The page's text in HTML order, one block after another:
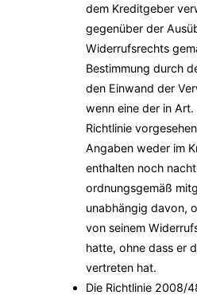
dem Kreditgeber
gegenüber der
Widerrufsrechts
Bestimmung durch
den Einwand der
wenn eine der in
Richtlinie
Angaben weder im
enthalten noch
ordnungsgemäß
unabhängig davon,
von seinem
hatte, ohne dass er
vertreten hat.
Die Richtlinie 2008/